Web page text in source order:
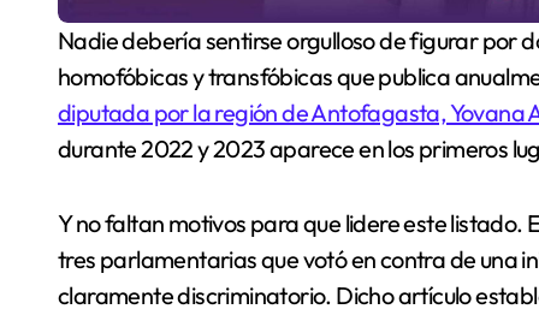
Nadie debería sentirse orgulloso de figurar por
homofóbicas y transfóbicas que publica
diputada por la región de Antofagasta, Yovana
durante 2022 y 2023 aparece en los primeros
Y no faltan motivos para que lidere este listado.
tres parlamentarias que votó en contra de una
claramente discriminatorio. Dicho artículo